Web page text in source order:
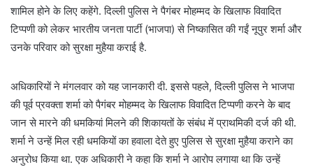
शामिल होने के लिए कहेंगे. दिल्ली पुलिस ने पैगंबर मोहम्मद के खिलाफ विवादित
टिप्पणी को लेकर भारतीय जनता पार्टी (भाजपा) से निष्कासित की गईं नूपुर शर्मा और
उनके परिवार को सुरक्षा मुहैया कराई है.
अधिकारियों ने मंगलवार को यह जानकारी दी. इससे पहले, दिल्ली पुलिस ने भाजपा
की पूर्व प्रवक्ता शर्मा को पैगंबर मोहम्मद के खिलाफ विवादित टिप्पणी करने के बाद
जान से मारने की धमकियां मिलने की शिकायतों के संबंध में प्राथमिकी दर्ज की थी.
शर्मा ने उन्हें मिल रही धमकियों का हवाला देते हुए पुलिस से सुरक्षा मुहैया कराने का
अनुरोध किया था. एक अधिकारी ने कहा कि शर्मा ने आरोप लगाया था कि उन्हें